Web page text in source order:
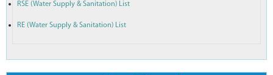
RSE (Water Supply & Sanitation) List
RE (Water Supply & Sanitation) List